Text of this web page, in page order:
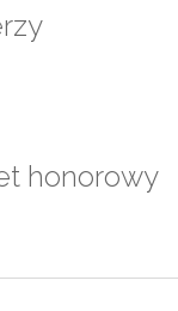
honorowy